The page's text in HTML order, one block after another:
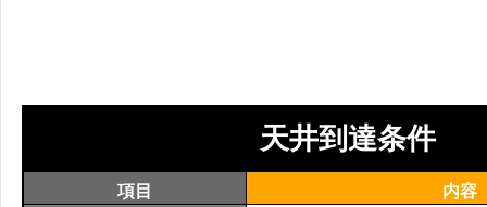
天井到達条件
項目 内容